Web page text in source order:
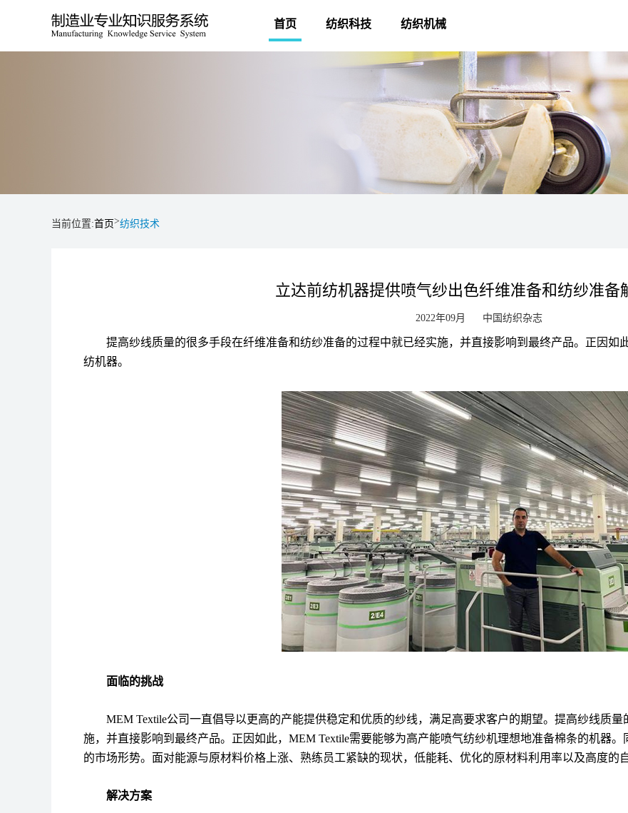
首页 纺织科技 纺织机械
当前位置:首页>纺织技术
立达前纺机器提供喷气纱出色纤维准备和纺纱准备
2022年09月 中国纺织杂志
提高纱线质量的很多手段在纤维准备和纺纱准备的过程中就已经实施，并直接影响到最终产品。正因如此
纺机器。
面临的挑战
MEM Textile公司一直倡导以更高的产能提供稳定和优质的纱线，满足高要求客户的期望。提高纱线质
施，并直接影响到最终产品。正因如此， MEM Textile需要能够为高产能喷气纺纱机理想地准备棉条的机器
的市场形势。面对能源与原材料价格上涨、熟练员工紧缺的现状，低能耗、优化的原材料利用率以及高度的
解决方案